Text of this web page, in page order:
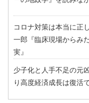
コロナ対策は本当に正
一郎『臨床現場からみ
実』
少子化と人手不足の元
り高度経済成長は復活